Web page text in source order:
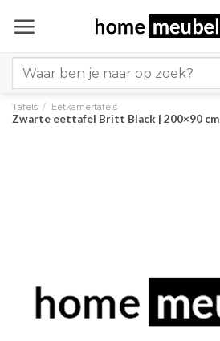
naar
for:
Tafels / Eetkamertafels
Zwarte eettafel Britt Black | 200×90 cm